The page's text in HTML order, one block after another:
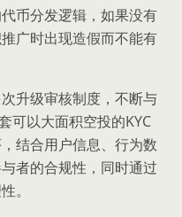
币分发逻辑，如果没有
广时出现造假而不能有
升级审核制度，不断与
可以大面积空投的KYC
结合用户信息、行为数
者的合规性，同时通过
。